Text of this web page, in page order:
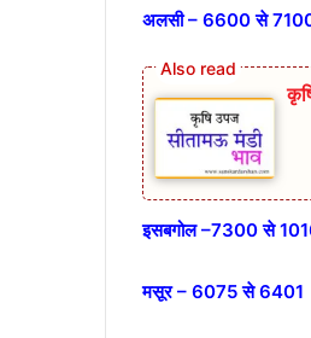
अलसी – 6600 से
इसबगोल –7300 से
मसूर – 6075 से 6401